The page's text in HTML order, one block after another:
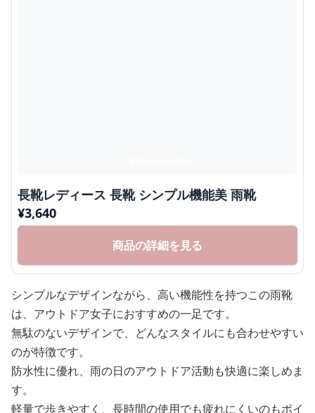
長靴レディース 長靴 シンプル機能美 雨靴
¥3,640
商品の詳細を見る
シンプルなデザインながら、高い機能性を持つこの雨靴
は、アウトドア女子におすすめの一足です。
無駄のないデザインで、どんなスタイルにも合わせやすい
のが特徴です。
防水性に優れ、雨の日のアウトドア活動も快適に楽しめま
す。
軽量で歩きやすく、長時間の使用でも疲れにくいのもポイ